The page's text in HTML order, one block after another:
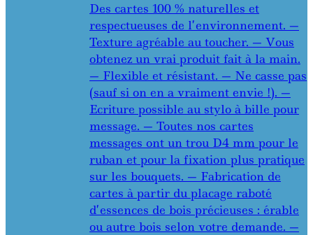
Des cartes 100 % naturelles et
respectueuses de l’environnement. —
Texture agréable au toucher. — Vous
obtenez un vrai produit fait à la main.
— Flexible et résistant. — Ne casse pas
(sauf si on en a vraiment envie !). —
Ecriture possible au stylo à bille pour
message. — Toutes nos cartes
messages ont un trou D4 mm pour le
ruban et pour la fixation plus pratique
sur les bouquets. — Fabrication de
cartes à partir du placage raboté
d’essences de bois précieuses : érable
ou autre bois selon votre demande. —